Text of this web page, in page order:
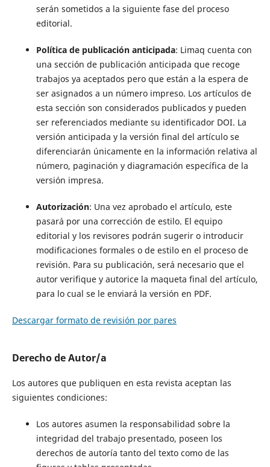
serán sometidos a la siguiente fase del proceso
editorial.
Política de publicación anticipada: Limaq cuenta con
una sección de publicación anticipada que recoge
trabajos ya aceptados pero que están a la espera de
ser asignados a un número impreso. Los artículos de
esta sección son considerados publicados y pueden
ser referenciados mediante su identificador DOI. La
versión anticipada y la versión final del artículo se
diferenciarán únicamente en la información relativa al
número, paginación y diagramación específica de la
versión impresa.
Autorización: Una vez aprobado el artículo, este
pasará por una corrección de estilo. El equipo
editorial y los revisores podrán sugerir o introducir
modificaciones formales o de estilo en el proceso de
revisión. Para su publicación, será necesario que el
autor verifique y autorice la maqueta final del artículo,
para lo cual se le enviará la versión en PDF.
Descargar formato de revisión por pares
Derecho de Autor/a
Los autores que publiquen en esta revista aceptan las
siguientes condiciones:
Los autores asumen la responsabilidad sobre la
integridad del trabajo presentado, poseen los
derechos de autoría tanto del texto como de las